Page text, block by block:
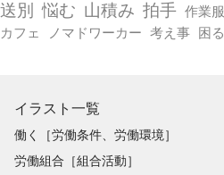
送別
悩む 山積み 拍手 作業服
カフェ
ノマドワーカー 考え事 困る
イラスト一覧
働く［労働条件、労働環境］
労働組合［組合活動］